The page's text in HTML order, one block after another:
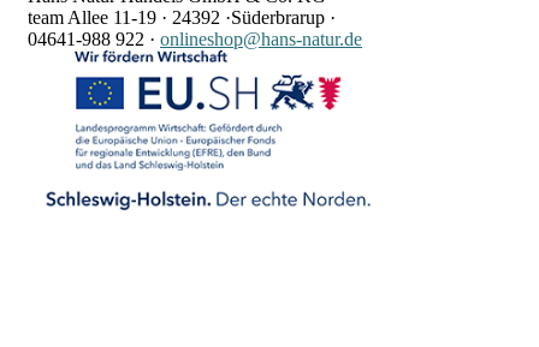
team Allee 11-19 · 24392 ·Süderbrarup ·
04641-988 922 · onlineshop@hans-natur.de